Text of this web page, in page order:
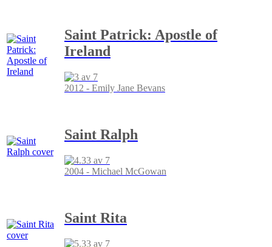
Saint Patrick: Apostle of
Ireland
2012 - Emily Jane Bevans
Saint Ralph
2004 - Michael McGowan
Saint Rita